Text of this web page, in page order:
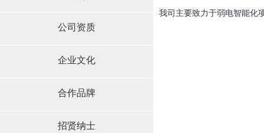
公司资质
企业文化
合作品牌
招贤纳士
我司主要致力于弱电智能化